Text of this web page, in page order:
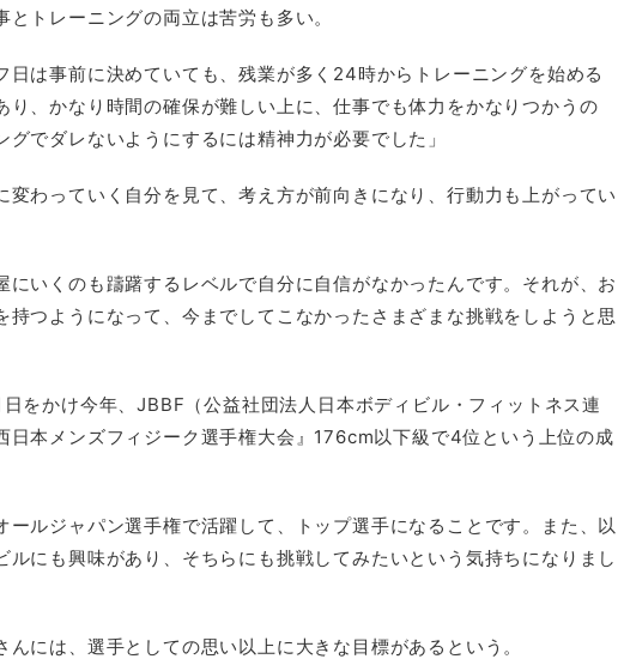
とトレーニングの両立は苦労も多い。
日は事前に決めていても、残業が多く24時からトレーニングを始める
り、かなり時間の確保が難しい上に、仕事でも体力をかなりつかうの
グでダレないようにするには精神力が必要でした」
変わっていく自分を見て、考え方が前向きになり、行動力も上がってい
にいくのも躊躇するレベルで自分に自信がなかったんです。それが、お
持つようになって、今までしてこなかったさまざまな挑戦をしようと思
をかけ今年、JBBF（公益社団法人日本ボディビル・フィットネス連
日本メンズフィジーク選手権大会』176cm以下級で4位という上位の成
ールジャパン選手権で活躍して、トップ選手になることです。また、以
ルにも興味があり、そちらにも挑戦してみたいという気持ちになりまし
んには、選手としての思い以上に大きな目標があるという。